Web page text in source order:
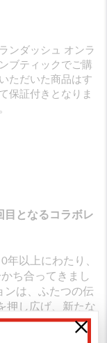
ンダッシュ オンラ
ブティックでご購
ただいた商品はす
保証付きとなりま
目となるコラボレ
以上にわたり、
ち合ってきまし
ンは、ふたつの伝
押し広げ、新たな
仕立て上げまし